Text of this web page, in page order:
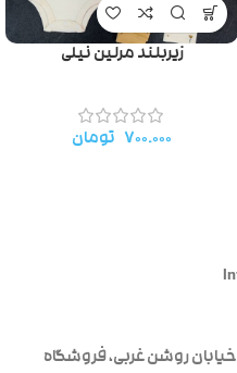
زیربلند مرلین نیلی
۷۰۰.۰۰۰ تومان
خیابان روشن غربی، فروشگاه